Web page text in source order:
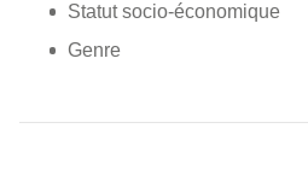
Statut socio-économique
Genre